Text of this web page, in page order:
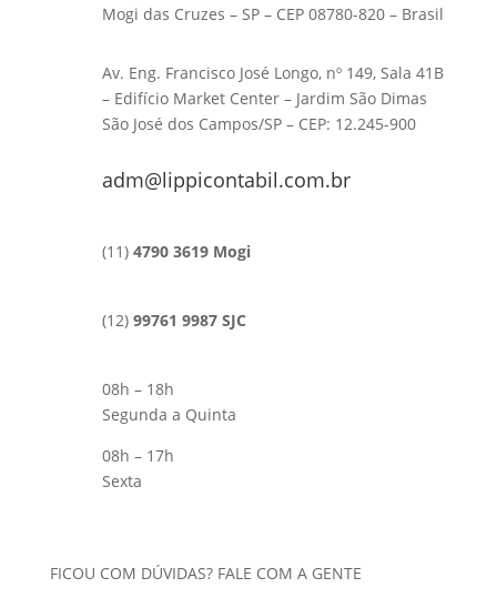
Mogi das Cruzes – SP – CEP 08780-820 – Brasil
Av. Eng. Francisco José Longo, nº 149, Sala 41B
– Edifício Market Center – Jardim São Dimas
São José dos Campos/SP – CEP: 12.245-900
adm@lippicontabil.com.br
(11) 4790 3619 Mogi
(12) 99761 9987 SJC
08h – 18h
Segunda a Quinta
08h – 17h
Sexta
FICOU COM DÚVIDAS? FALE COM A GENTE